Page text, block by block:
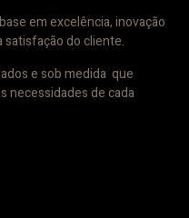
em excelência, inovação
satisfação do cliente.
e sob medida que
necessidades de cada